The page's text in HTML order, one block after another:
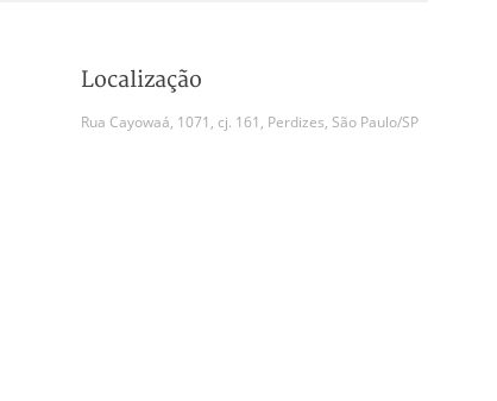
Localização
Rua Cayowaá, 1071, cj. 161, Perdizes, São Paulo/SP